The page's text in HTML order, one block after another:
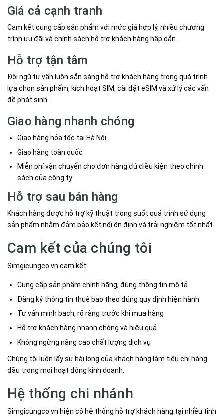
Giá cả cạnh tranh
Cam kết cung cấp sản phẩm với mức giá hợp lý, nhiều chương
trình ưu đãi và chính sách hỗ trợ khách hàng hấp dẫn.
Hỗ trợ tận tâm
Đội ngũ tư vấn luôn sẵn sàng hỗ trợ khách hàng trong quá trình
lựa chọn sản phẩm, kích hoạt SIM, cài đặt eSIM và xử lý các vấn
đề phát sinh.
Giao hàng nhanh chóng
Giao hàng hỏa tốc tại Hà Nội
Giao hàng toàn quốc
Miễn phí vận chuyển cho đơn hàng đủ điều kiện theo chính
sách của công ty
Hỗ trợ sau bán hàng
Khách hàng được hỗ trợ kỹ thuật trong suốt quá trình sử dụng
sản phẩm nhằm đảm bảo kết nối ổn định và trải nghiệm tốt nhất.
Cam kết của chúng tôi
Simgicungco.vn cam kết:
Cung cấp sản phẩm chính hãng, đúng thông tin mô tả
Đăng ký thông tin thuê bao theo đúng quy định hiện hành
Tư vấn minh bạch, rõ ràng trước khi mua hàng
Hỗ trợ khách hàng nhanh chóng và hiệu quả
Không ngừng nâng cao chất lượng dịch vụ
Chúng tôi luôn lấy sự hài lòng của khách hàng làm tiêu chí hàng
đầu trong mọi hoạt động kinh doanh.
Hệ thống chi nhánh
Simgicungco.vn hiện có hệ thống hỗ trợ khách hàng tại nhiều tỉnh